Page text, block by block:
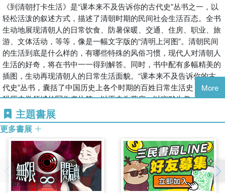
《到清朝打卡生活》是“课本来不及告诉你的古代史”丛书之一，以
轻松活泼的叙述方式，描述了清朝时期的民间社会生活百态。全书
生动地展现清朝人的日常饮食、防暑保暖、交通、住房、职业、旅
游、文体活动，等等，像是一幅文字版的“清明上河图”。清朝民间
的生活到底是什么样的，有哪些特殊的风俗习惯，现代人对清朝人
生活的好奇，将在书中一一得到解答。同时，书中配有多幅精美的
插图，生动再现清朝人的日常生活面貌。“课本来不及告诉你的古
代史”丛书，囊括了中国历史上各个时期的百姓日常生活史，由深
耕历史学领域的写作者执笔，以正史为蓝底，以幽默生趣、易于阅
读的讲史方式，还原各个朝代的不同社会风貌，生动呈现中国古代
百姓生活的变迁和传承。
More
主題書展
更多書展